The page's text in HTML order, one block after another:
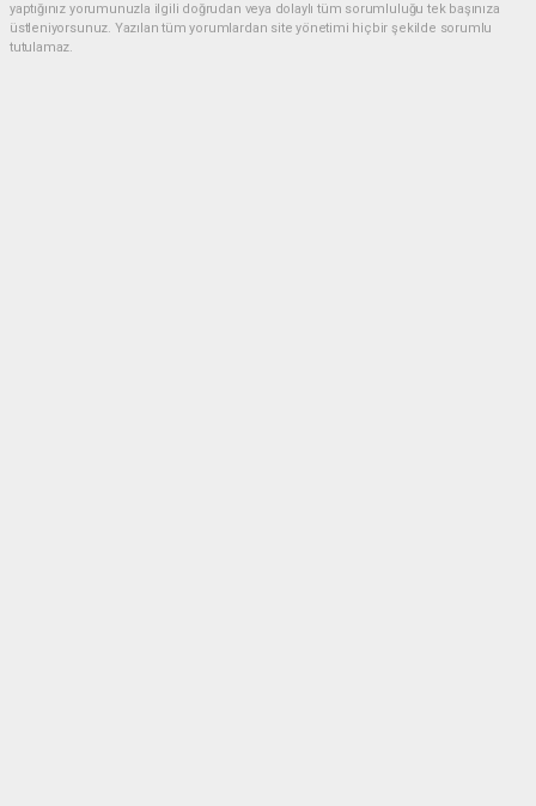
yaptığınız yorumunuzla ilgili doğrudan veya dolaylı tüm sorumluluğu tek başınıza
üstleniyorsunuz. Yazılan tüm yorumlardan site yönetimi hiçbir şekilde sorumlu
tutulamaz.